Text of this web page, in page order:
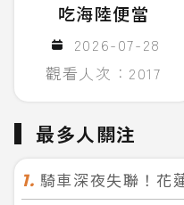
吃海陸便當
2026-07-28
觀看人次：2017
最多人關注
1. 騎車深夜失聯！花蓮男患